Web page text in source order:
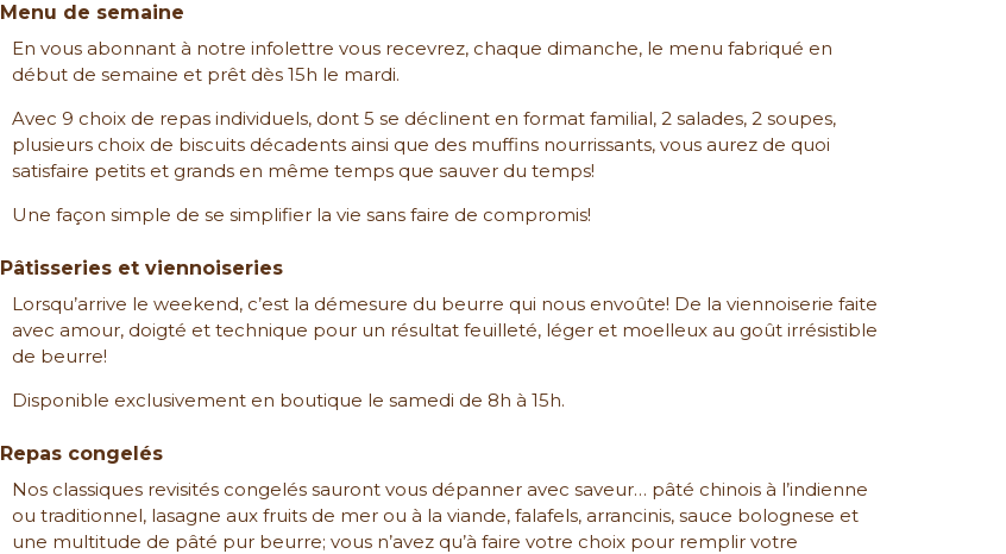
Menu de semaine
En vous abonnant à notre infolettre vous recevrez, chaque dimanche, le menu fabriqué en
début de semaine et prêt dès 15h le mardi.
Avec 9 choix de repas individuels, dont 5 se déclinent en format familial, 2 salades, 2 soupes,
plusieurs choix de biscuits décadents ainsi que des muffins nourrissants, vous aurez de quoi
satisfaire petits et grands en même temps que sauver du temps!
Une façon simple de se simplifier la vie sans faire de compromis!
Pâtisseries et viennoiseries
Lorsqu’arrive le weekend, c’est la démesure du beurre qui nous envoûte! De la viennoiserie faite
avec amour, doigté et technique pour un résultat feuilleté, léger et moelleux au goût irrésistible
de beurre!
Disponible exclusivement en boutique le samedi de 8h à 15h.
Repas congelés
Nos classiques revisités congelés sauront vous dépanner avec saveur… pâté chinois à l’indienne
ou traditionnel, lasagne aux fruits de mer ou à la viande, falafels, arrancinis, sauce bolognese et
une multitude de pâté pur beurre; vous n’avez qu’à faire votre choix pour remplir votre